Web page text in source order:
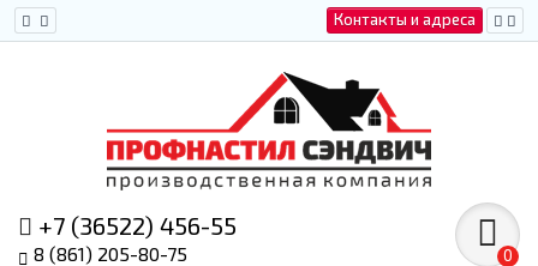
Контакты и адреса
+7 (36522) 456-55
8 (861) 205-80-75
0